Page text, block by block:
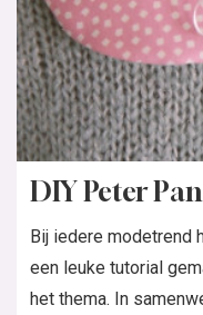
DIY Peter
Bij iedere modetrend
een leuke tutorial
het thema. In